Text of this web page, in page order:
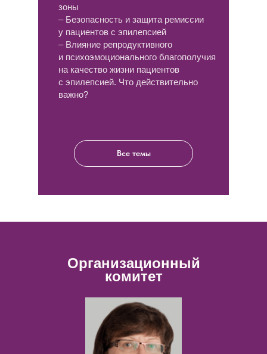
зоны
– Безопасность и защита ремиссии
у пациентов с эпилепсией
– Влияние репродуктивного
и психоэмоционального благополучия
на качество жизни пациентов
с эпилепсией. Что действительно
важно?
Все темы
Организационный
комитет
Член научно-организационного
комитета
Руководитель Центра заболеваний
лаборатории клинической